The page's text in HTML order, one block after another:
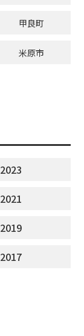
甲良町
米原市
2023
2021
2019
2017